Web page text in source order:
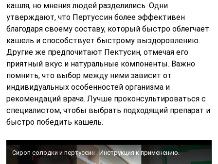
кашля, но мнения людей разделились. Одни
утверждают, что Пертуссин более эффективен
благодаря своему составу, который быстро облегчает
кашель и способствует быстрому выздоровлению.
Другие же предпочитают Пектусин, отмечая его
приятный вкус и натуральные компоненты. Важно
помнить, что выбор между ними зависит от
индивидуальных особенностей организма и
рекомендаций врача. Лучше проконсультироваться с
специалистом, чтобы выбрать подходящий препарат и
быстро победить кашель.
Сироп солодки и пертуссин . Инструкция к применению.